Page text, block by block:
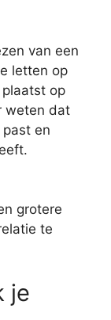
van een
letten op
plaatst op
weten dat
en
grotere
te
je